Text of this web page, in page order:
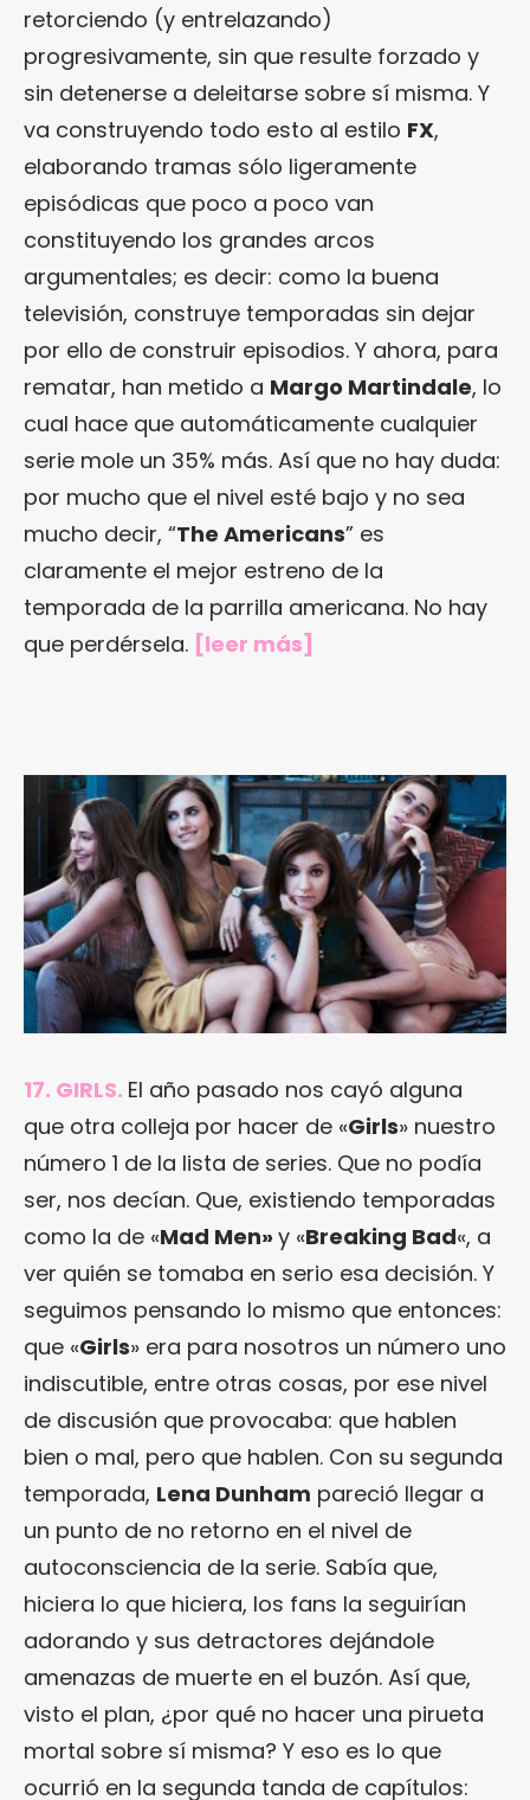
retorciendo (y entrelazando)
progresivamente, sin que resulte forzado y
sin detenerse a deleitarse sobre sí misma. Y
va construyendo todo esto al estilo FX,
elaborando tramas sólo ligeramente
episódicas que poco a poco van
constituyendo los grandes arcos
argumentales; es decir: como la buena
televisión, construye temporadas sin dejar
por ello de construir episodios. Y ahora, para
rematar, han metido a Margo Martindale, lo
cual hace que automáticamente cualquier
serie mole un 35% más. Así que no hay duda:
por mucho que el nivel esté bajo y no sea
mucho decir, “The Americans” es
claramente el mejor estreno de la
temporada de la parrilla americana. No hay
que perdérsela. [leer más]
17. GIRLS. El año pasado nos cayó alguna
que otra colleja por hacer de «Girls» nuestro
número 1 de la lista de series. Que no podía
ser, nos decían. Que, existiendo temporadas
como la de «Mad Men» y «Breaking Bad«, a
ver quién se tomaba en serio esa decisión. Y
seguimos pensando lo mismo que entonces:
que «Girls» era para nosotros un número uno
indiscutible, entre otras cosas, por ese nivel
de discusión que provocaba: que hablen
bien o mal, pero que hablen. Con su segunda
temporada, Lena Dunham pareció llegar a
un punto de no retorno en el nivel de
autoconsciencia de la serie. Sabía que,
hiciera lo que hiciera, los fans la seguirían
adorando y sus detractores dejándole
amenazas de muerte en el buzón. Así que,
visto el plan, ¿por qué no hacer una pirueta
mortal sobre sí misma? Y eso es lo que
ocurrió en la segunda tanda de capítulos: